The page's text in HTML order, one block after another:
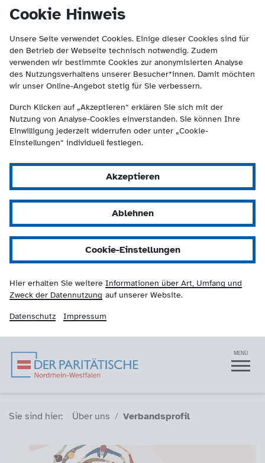
Cookie Hinweis
Unsere Seite verwendet Cookies. Einige dieser Cookies sind für
den Betrieb der Webseite technisch notwendig. Zudem
verwenden wir bestimmte Cookies zur anonymisierten Analyse
des Nutzungsverhaltens unserer Besucher*innen. Damit möchten
wir unser Online-Angebot stetig für Sie verbessern.
Durch Klicken auf „Akzeptieren“ erklären Sie sich mit der
Nutzung von Analyse-Cookies einverstanden. Sie können Ihre
Einwilligung jederzeit widerrufen oder unter „Cookie-
Einstellungen“ individuell festlegen.
Akzeptieren
Ablehnen
Cookie-Einstellungen
Hier erhalten Sie weitere Informationen über Art, Umfang und
Zweck der Datennutzung auf unserer Website.
Datenschutz Impressum
Der Paritätische NRW
springen
(Kontakt und Suche) springen.
Navigation MENÜ
Sie sind hier (Breadcrumb)
Sie sind hier: Über uns Verbandsprofil